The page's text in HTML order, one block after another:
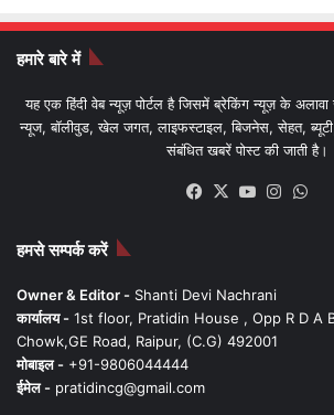
हमारे बारे में
यह एक हिंदी वेब न्यूज़ पोर्टल है जिसमें ब्रेकिंग न्यूज़ के अलावा
न्यूज, बॉलीवुड, खेल जगत, लाइफस्टाइल, बिजनेस, सेहत, ब्यूटी,
संबंधित खबरें पोस्ट की जाती है।
Facebook
X YouTube
हमसे सम्पर्क करें
Owner & Editor - Shanti Devi Nachrani
कार्यालय - 1st floor, Pratidin House , Opp R D A
Chowk,GE Road, Raipur, (C.G) 492001
मोबाइल - +91-9806044444
ईमेल - pratidincg@gmail.com